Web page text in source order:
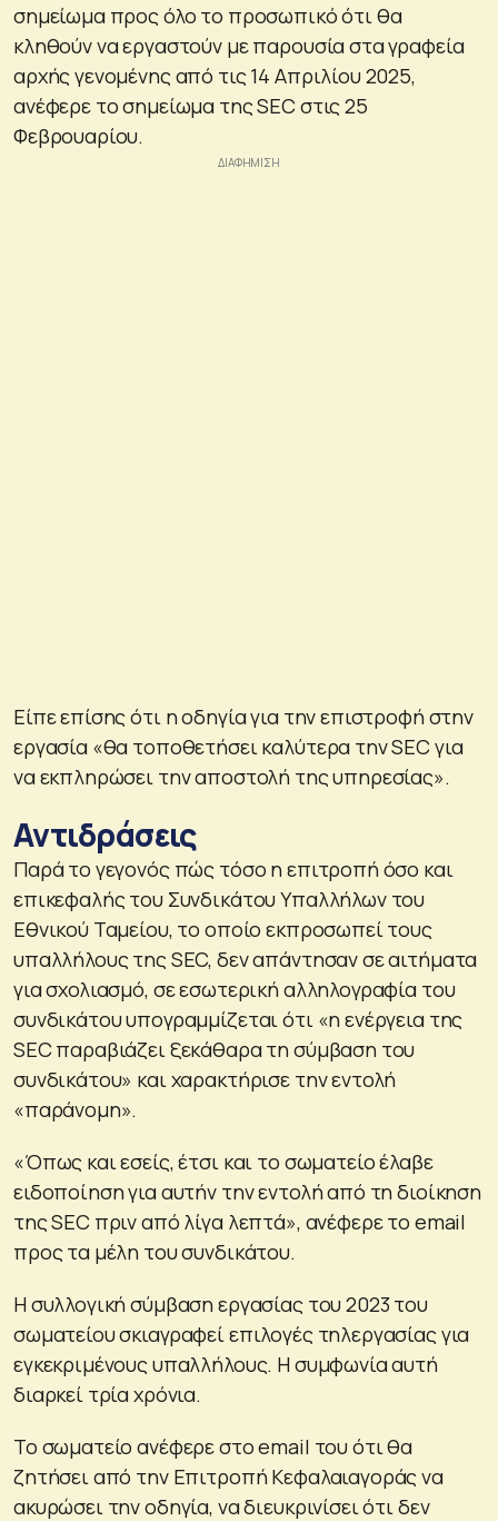
σημείωμα προς όλο το προσωπικό ότι θα
κληθούν να εργαστούν με παρουσία στα γραφεία
αρχής γενομένης από τις 14 Απριλίου 2025,
ανέφερε το σημείωμα της SEC στις 25
Φεβρουαρίου.
Είπε επίσης ότι η οδηγία για την επιστροφή στην
εργασία «θα τοποθετήσει καλύτερα την SEC για
να εκπληρώσει την αποστολή της υπηρεσίας».
Αντιδράσεις
Παρά το γεγονός πώς τόσο η επιτροπή όσο και
επικεφαλής του Συνδικάτου Υπαλλήλων του
Εθνικού Ταμείου, το οποίο εκπροσωπεί τους
υπαλλήλους της SEC, δεν απάντησαν σε αιτήματα
για σχολιασμό, σε εσωτερική αλληλογραφία του
συνδικάτου υπογραμμίζεται ότι «η ενέργεια της
SEC παραβιάζει ξεκάθαρα τη σύμβαση του
συνδικάτου» και χαρακτήρισε την εντολή
«παράνομη».
«Όπως και εσείς, έτσι και το σωματείο έλαβε
ειδοποίηση για αυτήν την εντολή από τη διοίκηση
της SEC πριν από λίγα λεπτά», ανέφερε το email
προς τα μέλη του συνδικάτου.
Η συλλογική σύμβαση εργασίας του 2023 του
σωματείου σκιαγραφεί επιλογές τηλεργασίας για
εγκεκριμένους υπαλλήλους. Η συμφωνία αυτή
διαρκεί τρία χρόνια.
Το σωματείο ανέφερε στο email του ότι θα
ζητήσει από την Επιτροπή Κεφαλαιαγοράς να
ακυρώσει την οδηγία, να διευκρινίσει ότι δεν